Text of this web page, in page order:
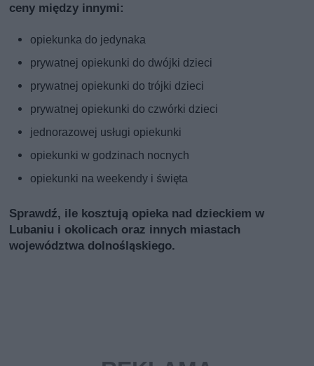
ceny między innymi:
opiekunka do jedynaka
prywatnej opiekunki do dwójki dzieci
prywatnej opiekunki do trójki dzieci
prywatnej opiekunki do czwórki dzieci
jednorazowej usługi opiekunki
opiekunki w godzinach nocnych
opiekunki na weekendy i święta
Sprawdź, ile kosztują opieka nad dzieckiem w
Lubaniu i okolicach oraz innych miastach
województwa dolnośląskiego.